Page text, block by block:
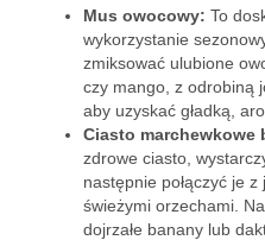
Mus owocowy: To
wykorzystanie
zmiksować ulubione
czy mango, z odrobiną
aby uzyskać gładką,
Ciasto marchewkowe
zdrowe ciasto,
następnie połączyć je
świeżymi orzechami.
dojrzałe banany lub